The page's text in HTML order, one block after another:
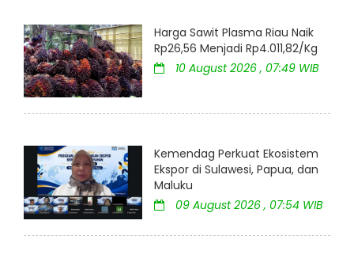
Harga Sawit Plasma Riau Naik
Rp26,56 Menjadi Rp4.011,82/Kg
10 August 2026 , 07:49 WIB
Kemendag Perkuat Ekosistem
Ekspor di Sulawesi, Papua, dan
Maluku
09 August 2026 , 07:54 WIB